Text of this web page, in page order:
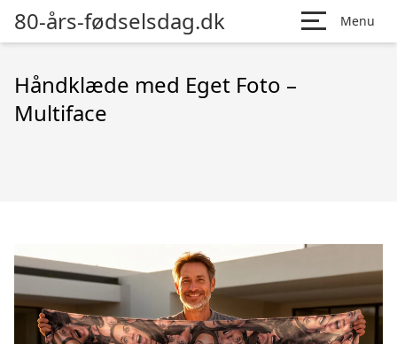
80-års-fødselsdag.dk Menu
Håndklæde med Eget Foto –
Multiface